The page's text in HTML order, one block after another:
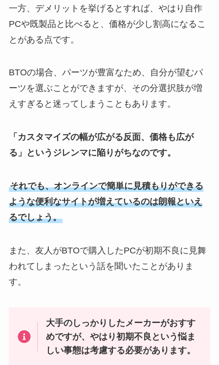
一方、デメリットを挙げるとすれば、やはり自作
PCや既製品と比べると、価格が少し割高になるこ
とがある点です。
BTOの場合、パーツが豊富なため、自分が望むパ
ーツを選ぶことができますが、その分選択肢が増
えすぎると迷ってしまうこともあります。
「カスタマイズの幅が広がる反面、価格も広が
る」というジレンマに陥りがちなのです。
それでも、オンラインで簡単に見積もりができる
ような便利なサイトが増えているのは朗報といえ
るでしょう。
また、友人がBTOで購入したPCが初期不良に見舞
われてしまったという話を聞いたことがありま
す。
大手のしっかりしたメーカーがおすす
めですが、やはり初期不良という悩ま
しい事態は考慮する必要があります。